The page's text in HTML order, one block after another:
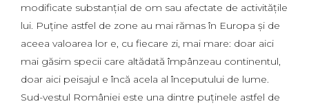
modificate substanțial de om sau afectate de activitățile
lui. Puține astfel de zone au mai rămas în Europa și de
aceea valoarea lor e, cu fiecare zi, mai mare: doar aici
mai găsim specii care altădată împânzeau continentul,
doar aici peisajul e încă acela al începutului de lume.
Sud-vestul României este una dintre puținele astfel de